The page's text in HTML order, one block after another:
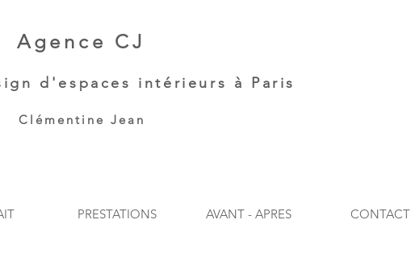
Agence CJ
d'espaces intérieurs à Paris
Clémentine Jean​
PRESTATIONS AVANT - APRES CONTACT